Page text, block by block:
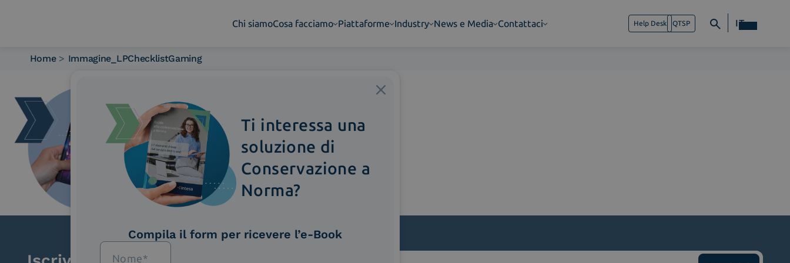
Chi siamoCosa facciamo Piattaforme Industry News e Media Contattaci Help Desk QTSP IT
Cosa facciamo
Piattaforme
Industry
News e Media
Contattaci
Home > Immagine_LPChecklistGaming
Ti interessa una
soluzione di
Conservazione a
Norma?
Compila il form per ricevere l’e-Book